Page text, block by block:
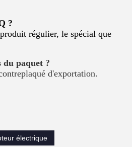
?
régulier, le spécial que
du paquet ?
d'exportation.
électrique